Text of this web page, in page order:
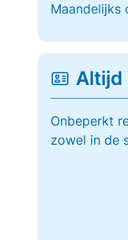
Maandelijks
Altijd
Onbeperkt
zowel in de